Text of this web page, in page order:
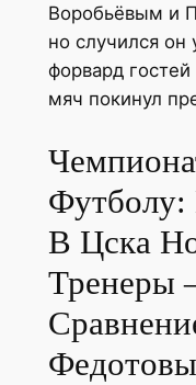
Воробьёвым и
но случился он
форвард
мяч покинул
Футболу:
В Цска
Тренеры